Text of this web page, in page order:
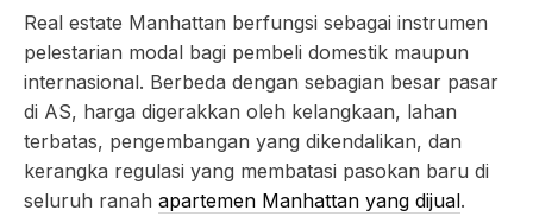
Real estate Manhattan berfungsi sebagai instrumen
pelestarian modal bagi pembeli domestik maupun
internasional. Berbeda dengan sebagian besar pasar
di AS, harga digerakkan oleh kelangkaan, lahan
terbatas, pengembangan yang dikendalikan, dan
kerangka regulasi yang membatasi pasokan baru di
seluruh ranah apartemen Manhattan yang dijual.